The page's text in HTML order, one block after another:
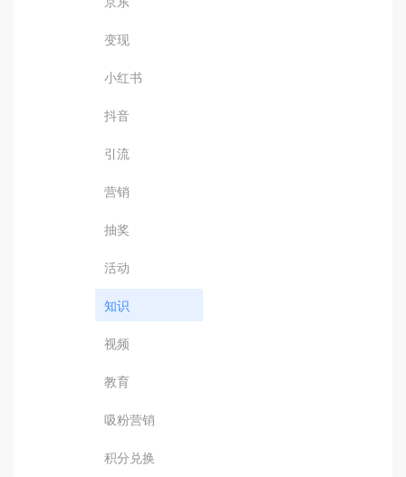
变现
小红书
抖音
引流
营销
抽奖
活动
知识
视频
教育
吸粉营销
积分兑换